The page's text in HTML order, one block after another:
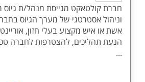
חברת קולטאקט מגייסת מנהל/ת גיוס
וניהול אסטרטגי של מערך הגיוס
אשת או איש מקצוע בעלי חזון,
הנעת תהליכים, להצטרפות לחברה
...